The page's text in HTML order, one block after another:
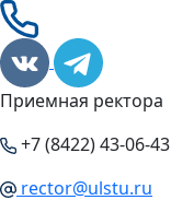
Приемная ректора
+7 (8422) 43-06-43
rector@ulstu.ru